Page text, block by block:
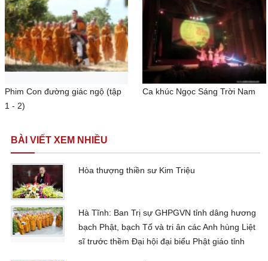
Phim Con đường giác ngộ (tập
1 - 2)
Ca khúc Ngọc Sáng Trời Nam
BÀI VIẾT XEM NHIỀU
Hòa thượng thiền sư Kim Triệu
Hà Tĩnh: Ban Trị sự GHPGVN tỉnh dâng hương
bạch Phật, bạch Tổ và tri ân các Anh hùng Liệt
sĩ trước thềm Đại hội đại biểu Phật giáo tỉnh